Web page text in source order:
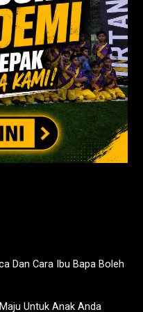
Dan Cara Ibu Bapa Boleh
Untuk Anak Anda